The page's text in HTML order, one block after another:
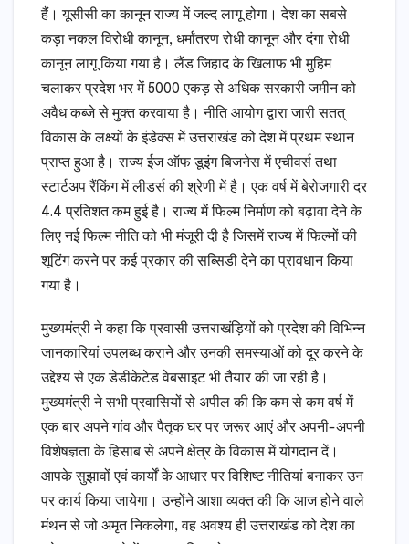
हैं। यूसीसी का कानून राज्य में जल्द लागू होगा। देश का सबसे
कड़ा नकल विरोधी कानून, धर्मांतरण रोधी कानून और दंगा रोधी
कानून लागू किया गया है। लैंड जिहाद के खिलाफ भी मुहिम
चलाकर प्रदेश भर में 5000 एकड़ से अधिक सरकारी जमीन को
अवैध कब्जे से मुक्त करवाया है। नीति आयोग द्वारा जारी सतत्
विकास के लक्ष्यों के इंडेक्स में उत्तराखंड को देश में प्रथम स्थान
प्राप्त हुआ है। राज्य ईज ऑफ डूइंग बिजनेस में एचीवर्स तथा
स्टार्टअप रैंकिंग में लीडर्स की श्रेणी में है। एक वर्ष में बेरोजगारी दर
4.4 प्रतिशत कम हुई है। राज्य में फिल्म निर्माण को बढ़ावा देने के
लिए नई फिल्म नीति को भी मंजूरी दी है जिसमें राज्य में फिल्मों की
शूटिंग करने पर कई प्रकार की सब्सिडी देने का प्रावधान किया
गया है।
मुख्यमंत्री ने कहा कि प्रवासी उत्तराखंड़ियों को प्रदेश की विभिन्न
जानकारियां उपलब्ध कराने और उनकी समस्याओं को दूर करने के
उद्देश्य से एक डेडीकेटेड वेबसाइट भी तैयार की जा रही है।
मुख्यमंत्री ने सभी प्रवासियों से अपील की कि कम से कम वर्ष में
एक बार अपने गांव और पैतृक घर पर जरूर आएं और अपनी-अपनी
विशेषज्ञता के हिसाब से अपने क्षेत्र के विकास में योगदान दें।
आपके सुझावों एवं कार्यों के आधार पर विशिष्ट नीतियां बनाकर उन
पर कार्य किया जायेगा। उन्होंने आशा व्यक्त की कि आज होने वाले
मंथन से जो अमृत निकलेगा, वह अवश्य ही उत्तराखंड को देश का